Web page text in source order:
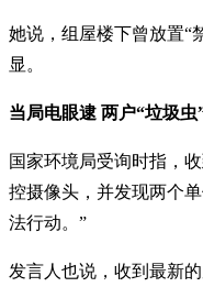
她说，组屋楼下曾放置“
显。
当局电眼逮 两户“垃圾虫
国家环境局受询时指，
控摄像头，并发现两个
法行动。”
发言人也说，收到最新